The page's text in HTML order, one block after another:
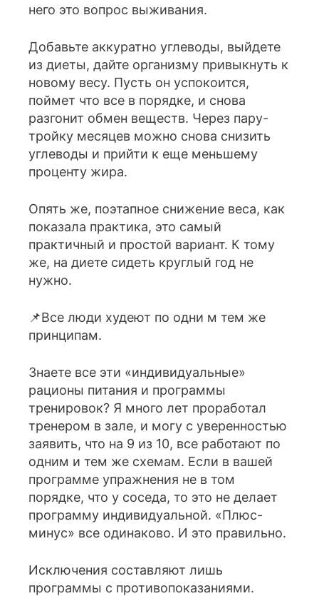
него это вопрос выживания.
Добавьте аккуратно углеводы, выйдете
из диеты, дайте организму привыкнуть к
новому весу. Пусть он успокоится,
поймет что все в порядке, и снова
разгонит обмен веществ. Через пару-
тройку месяцев можно снова снизить
углеводы и прийти к еще меньшему
проценту жира.
Опять же, поэтапное снижение веса, как
показала практика, это самый
практичный и простой вариант. К тому
же, на диете сидеть круглый год не
нужно.
📌Все люди худеют по одни м тем же
принципам.
Знаете все эти «индивидуальные»
рационы питания и программы
тренировок? Я много лет проработал
тренером в зале, и могу с уверенностью
заявить, что на 9 из 10, все работают по
одним и тем же схемам. Если в вашей
программе упражнения не в том
порядке, что у соседа, то это не делает
программу индивидуальной. «Плюс-
минус» все одинаково. И это правильно.
Исключения составляют лишь
программы с противопоказаниями.